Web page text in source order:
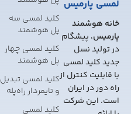
لمسی پارمیس
خانه هوشمند
پارمیس، پیشگام
در تولید نسل
جدید کلید لمسی
با قابلیت کنترل از
راه دور در ایران
است. این شرکت
کلید لمسی سه
پل هوشمند
کلید لمسی چهار
پل هوشمند
کلید لمسی تبدیل
و تایمر‌دار راه‌پله
کلید لمسی